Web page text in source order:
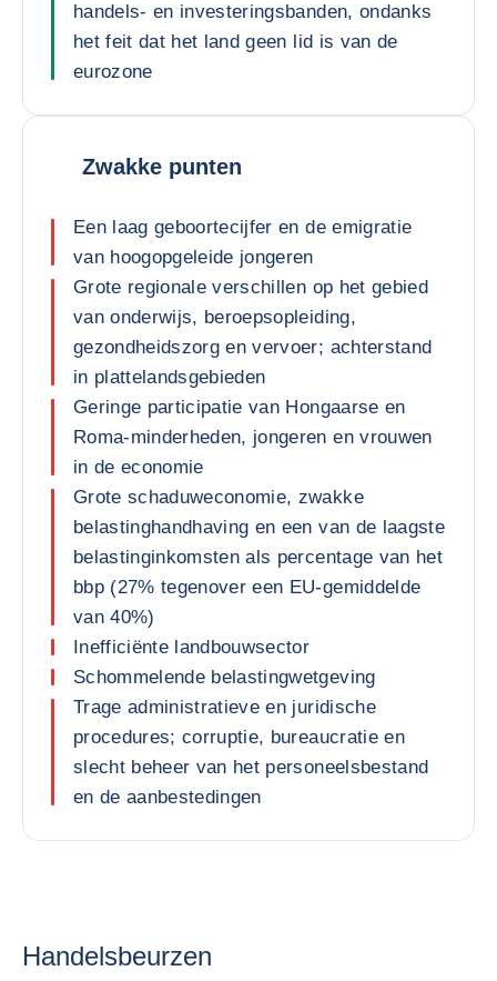
handels- en investeringsbanden, ondanks
het feit dat het land geen lid is van de
eurozone
Zwakke punten
Een laag geboortecijfer en de emigratie
van hoogopgeleide jongeren
Grote regionale verschillen op het gebied
van onderwijs, beroepsopleiding,
gezondheidszorg en vervoer; achterstand
in plattelandsgebieden
Geringe participatie van Hongaarse en
Roma-minderheden, jongeren en vrouwen
in de economie
Grote schaduweconomie, zwakke
belastinghandhaving en een van de laagste
belastinginkomsten als percentage van het
bbp (27% tegenover een EU-gemiddelde
van 40%)
Inefficiënte landbouwsector
Schommelende belastingwetgeving
Trage administratieve en juridische
procedures; corruptie, bureaucratie en
slecht beheer van het personeelsbestand
en de aanbestedingen
Handelsbeurzen